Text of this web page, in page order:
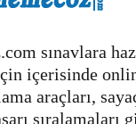
sınavlara
içerisinde
araçları,